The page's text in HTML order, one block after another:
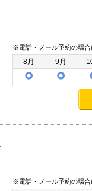
※電話・メール予約の場合
8月 9月
※電話・メール予約の場合